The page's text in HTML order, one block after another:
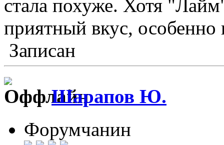
стала похуже. Хотя
приятный вкус,
Записан
Шарапов Ю.
Форумчанин